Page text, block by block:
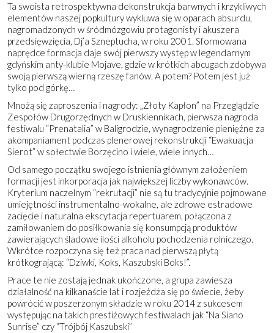
Ta swoista retrospektywna dekonstrukcja barwnych i krzykliwych
elementów naszej popkultury wykluwa się w oparach absurdu,
nagromadzonych w śródmózgowiu protagonisty i akuszera
przedsięwzięcia, Dj’a Szneptucha, w roku 2001. Sformowana
naprędce formacja daje swój pierwszy występ w legendarnym
gdyńskim anty-klubie Mojave, gdzie w krótkich abcugach zdobywa
swoją pierwszą wierną rzeszę fanów. A potem? Potem jest już
tylko pod górkę…
Mnożą się zaproszenia i nagrody: „Złoty Kapłon” na Przeglądzie
Zespołów Drugorzędnych w Druskiennikach, pierwsza nagroda
festiwalu “Prenatalia” w Baligrodzie, wynagrodzenie pieniężne za
akompaniament podczas plenerowej rekonstrukcji “Ewakuacja
Sierot” w sołectwie Borzęcino i wiele, wiele innych…
Od samego początku swojego istnienia głównym założeniem
formacji jest inkorporacja jak największej liczby wykonawców.
Kryterium naczelnym “rekrutacji” nie są tu tradycyjnie pojmowane
umiejętności instrumentalno-wokalne, ale zdrowe estradowe
zacięcie i naturalna ekscytacja repertuarem, połączona z
zamiłowaniem do posiłkowania się konsumpcją produktów
zawierających śladowe ilości alkoholu pochodzenia rolniczego.
Wkrótce rozpoczyna się też praca nad pierwszą płytą
krótkogrającą: “Dziwki, Koks, Kaszubski Boks!”.
Prace te nie zostają jednak ukończone, a grupa zawiesza
działalność na kilkanaście lat i rozjeżdża się po świecie, żeby
powrócić w poszerzonym składzie w roku 2014 z sukcesem
występując na takich prestiżowych festiwalach jak “Na Siano
Sunrise” czy “Trójbój Kaszubski”